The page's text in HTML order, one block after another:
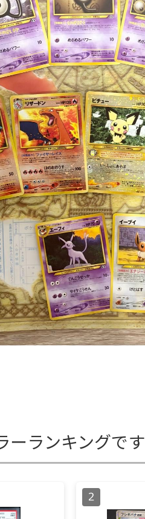
ーランキングです